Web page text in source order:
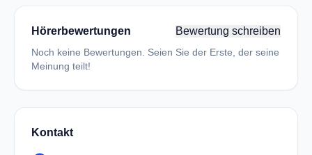
Hörerbewertungen Bewertung schreiben
Noch keine Bewertungen. Seien Sie der Erste, der seine
Meinung teilt!
Kontakt